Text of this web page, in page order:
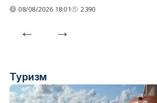
08/08/2026 18:01 2390
Туризм